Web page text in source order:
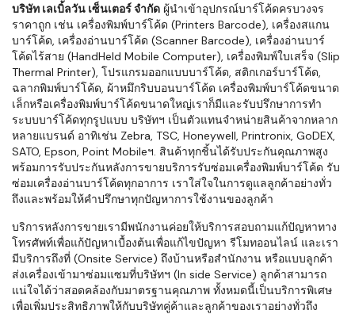
บริษัท เลเบิ้ลวัน เซ็นเตอร์ จำกัด ผู้นำเข้าอุปกรณ์บาร์โค้ดครบวงจร
ราคาถูก เช่น เครื่องพิมพ์บาร์โค้ด (Printers Barcode), เครื่องสแกน
บาร์โค้ด, เครื่องอ่านบาร์โค้ด (Scanner Barcode), เครื่องอ่านบาร์
โค้ดไร้สาย (HandHeld Mobile Computer), เครื่องพิมพ์ใบเสร็จ (Slip
Thermal Printer), โปรแกรมออกแบบบาร์โค้ด, สติกเกอร์บาร์โค้ด,
ฉลากพิมพ์บาร์โค้ด, ผ้าหมึกริบบอนบาร์โค้ด เครื่องพิมพ์บาร์โค้ดขนาด
เล็กหรือเครื่องพิมพ์บาร์โค้ดขนาดใหญ่เราก็มีและรับปรึกษาการทำ
ระบบบาร์โค้ดทุกรูปแบบ บริษัทฯ เป็นตัวแทนจำหน่ายสินค้าจากหลาก
หลายแบรนด์ อาทิเช่น Zebra, TSC, Honeywell, Printronix, GoDEX,
SATO, Epson, Point Mobileฯ. สินค้าทุกชิ้นได้รับประกันคุณภาพสูง
พร้อมการรับประกันหลังการขายบริการรับซ่อมเครื่องพิมพ์บาร์โค้ด รับ
ซ่อมเครื่องอ่านบาร์โค้ดทุกอาการ เราใส่ใจในการดูแลลูกค้าอย่างทั่ว
ถึงและพร้อมให้คำปรึกษาทุกปัญหาการใช้งานของลูกค้า
บริการหลังการขายเรามีพนักงานค่อยให้บริการสอบถามแก้ปัญหาทาง
โทรศัพท์เพื่อแก้ปัญหาเบื้องต้นเพื่อแก้ไขปัญหา รีโมทออนไลน์ และเรา
มีบริการถึงที่ (Onsite Service) ถึงบ้านหรือสำนักงาน หรือแบบลูกค้า
ส่งเครื่องเข้ามาซ่อมแซมที่บริษัทฯ (In side Service) ลูกค้าสามารถ
แน่ใจได้ว่าสอดคล้องกับมาตรฐานคุณภาพ ทั้งหมดนี้เป็นบริการพิเศษ
เพื่อเพิ่มประสิทธิภาพให้กับบริษัทคู่ค้าและลูกค้าของเราอย่างทั่วถึง